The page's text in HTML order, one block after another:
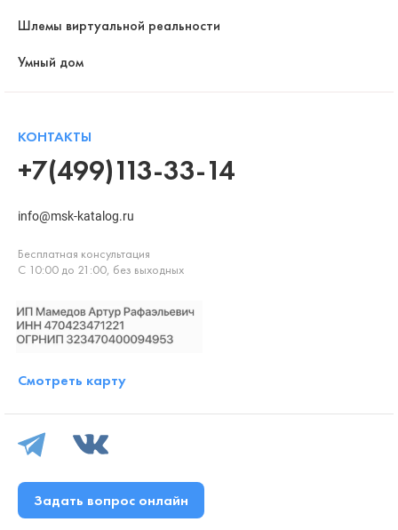
Шлемы виртуальной реальности
Умный дом
КОНТАКТЫ
+7(499)113-33-14
info@msk-katalog.ru
Бесплатная консультация
С 10:00 до 21:00, без выходных
Смотреть карту
Задать вопрос онлайн